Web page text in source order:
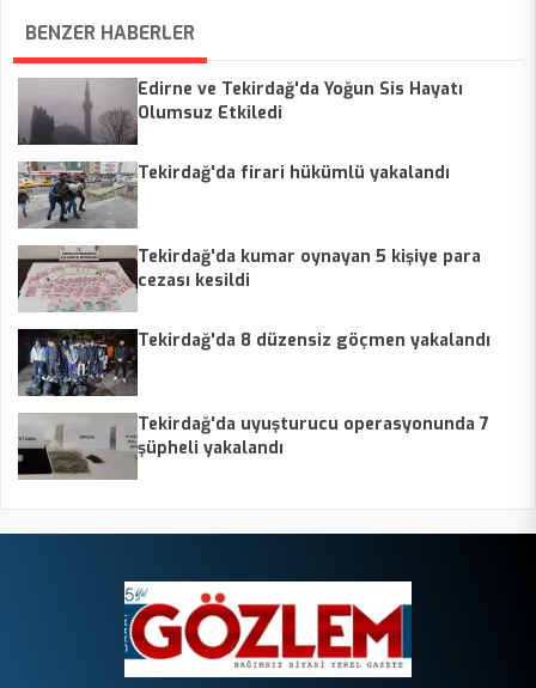
BENZER HABERLER
Edirne ve Tekirdağ'da Yoğun Sis Hayatı
Olumsuz Etkiledi
Tekirdağ'da firari hükümlü yakalandı
Tekirdağ'da kumar oynayan 5 kişiye para
cezası kesildi
Tekirdağ'da 8 düzensiz göçmen yakalandı
Tekirdağ'da uyuşturucu operasyonunda 7
şüpheli yakalandı